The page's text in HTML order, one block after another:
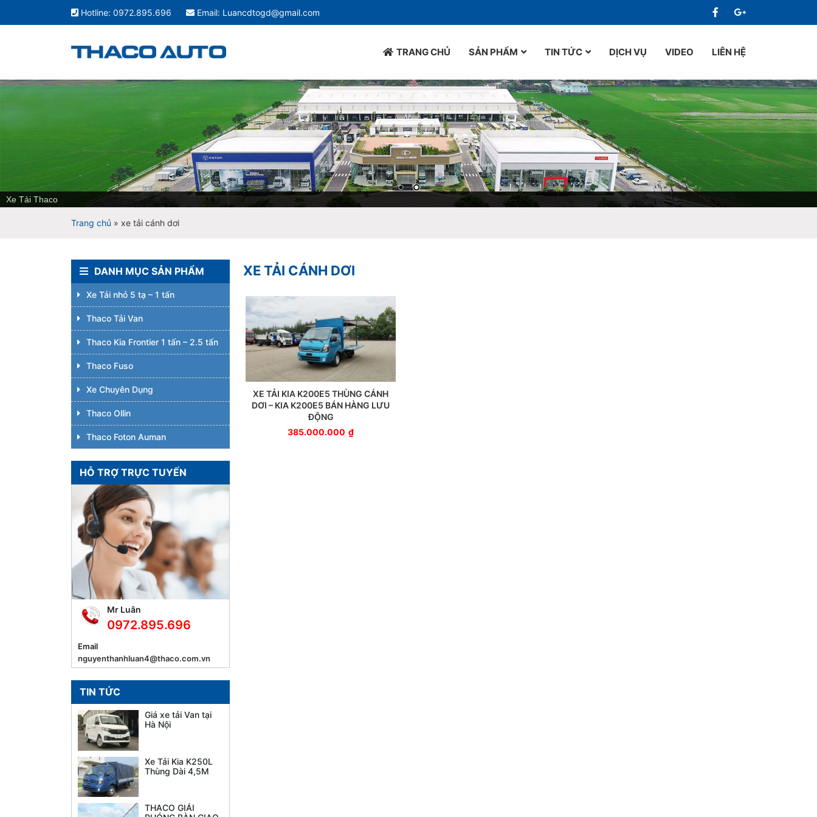
Hotline: 0972.895.696 Email: Luancdtogd@gmail.com
TRANG CHỦ SẢN PHẨM TIN TỨC DỊCH VỤ VIDEO LIÊN HỆ
Xe Tải Thaco
Trang chủ » xe tải cánh dơi
XE TẢI CÁNH DƠI
XE TẢI KIA K200E5 THÙNG CÁNH
DƠI – KIA K200E5 BÁN HÀNG LƯU
ĐỘNG
385.000.000 ₫
DANH MỤC SẢN PHẨM
Xe Tải nhỏ 5 tạ – 1 tấn
Thaco Tải Van
Thaco Kia Frontier 1 tấn – 2.5 tấn
Thaco Fuso
Xe Chuyên Dụng
Thaco Ollin
Thaco Foton Auman
HỖ TRỢ TRỰC TUYẾN
Mr Luân
0972.895.696
Email
nguyenthanhluan4@thaco.com.vn
TIN TỨC
Giá xe tải Van tại
Hà Nội
Xe Tải Kia K250L
Thùng Dài 4,5M
THACO GIẢI